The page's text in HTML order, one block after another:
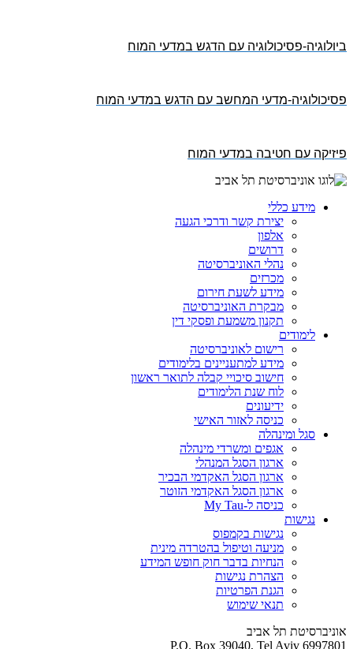
ביולוגיה-פסיכולוגיה עם הדגש במדעי המוח
פסיכולוגיה-מדעי המחשב עם הדגש במדעי המוח
פיזיקה עם חטיבה במדעי המוח
מידע כללי
יצירת קשר ודרכי הגעה
אלפון
דרושים
נהלי האוניברסיטה
מכרזים
מידע לשעת חירום
מבקרת האוניברסיטה
תקנון משמעת ופסקי דין
לימודים
רישום לאוניברסיטה
מידע למתעניינים בלימודים
חישוב סיכויי קבלה לתואר ראשון
לוח שנת הלימודים
ידיעונים
כניסה לאזור האישי
סגל ומינהלה
אגפים ומשרדי מינהלה
ארגון הסגל המנהלי
ארגון הסגל האקדמי הבכיר
ארגון הסגל האקדמי הזוטר
כניסה ל-My Tau
נגישות
נגישות בקמפוס
מניעה וטיפול בהטרדה מינית
הנחיות בדבר חוק חופש המידע
הצהרת נגישות
הגנת הפרטיות
תנאי שימוש
אוניברסיטת תל אביב
P.O. Box 39040, Tel Aviv 6997801